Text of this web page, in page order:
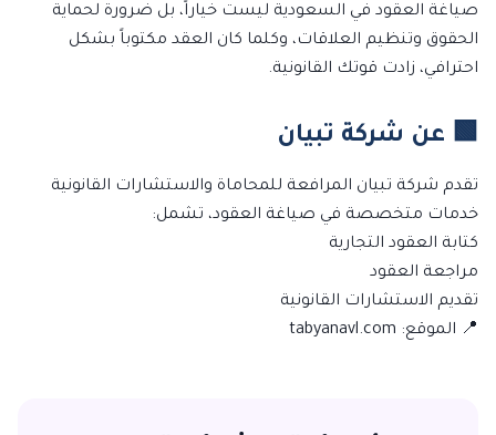
صياغة العقود في السعودية ليست خياراً، بل ضرورة لحماية
الحقوق وتنظيم العلاقات، وكلما كان العقد مكتوباً بشكل
احترافي، زادت قوتك القانونية.
🟩 عن شركة تبيان
تقدم شركة تبيان المرافعة للمحاماة والاستشارات القانونية
خدمات متخصصة في صياغة العقود، تشمل:
كتابة العقود التجارية
مراجعة العقود
تقديم الاستشارات القانونية
📍 الموقع: tabyanavl.com